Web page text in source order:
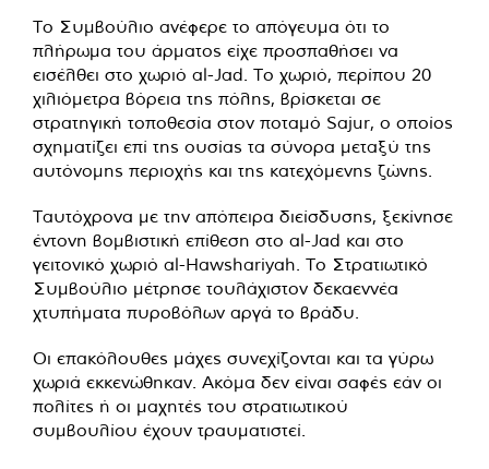
Το Συμβούλιο ανέφερε το απόγευμα ότι το
πλήρωμα του άρματος είχε προσπαθήσει να
εισέλθει στο χωριό al-Jad. Το χωριό, περίπου 20
χιλιόμετρα βόρεια της πόλης, βρίσκεται σε
στρατηγική τοποθεσία στον ποταμό Sajur, ο οποίος
σχηματίζει επί της ουσίας τα σύνορα μεταξύ της
αυτόνομης περιοχής και της κατεχόμενης ζώνης.
Ταυτόχρονα με την απόπειρα διείσδυσης, ξεκίνησε
έντονη βομβιστική επίθεση στο al-Jad και στο
γειτονικό χωριό al-Hawshariyah. Το Στρατιωτικό
Συμβούλιο μέτρησε τουλάχιστον δεκαεννέα
χτυπήματα πυροβόλων αργά το βράδυ.
Οι επακόλουθες μάχες συνεχίζονται και τα γύρω
χωριά εκκενώθηκαν. Ακόμα δεν είναι σαφές εάν οι
πολίτες ή οι μαχητές του στρατιωτικού
συμβουλίου έχουν τραυματιστεί.